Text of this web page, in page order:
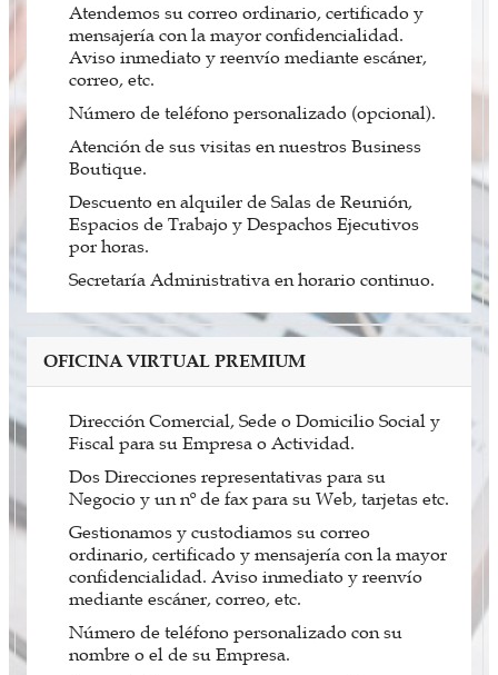
Atendemos su correo ordinario, certificado y
mensajería con la mayor confidencialidad.
Aviso inmediato y reenvío mediante escáner,
correo, etc.
Número de teléfono personalizado (opcional).
Atención de sus visitas en nuestros Business
Boutique.
Descuento en alquiler de Salas de Reunión,
Espacios de Trabajo y Despachos Ejecutivos
por horas.
Secretaría Administrativa en horario continuo.
OFICINA VIRTUAL PREMIUM
Dirección Comercial, Sede o Domicilio Social y
Fiscal para su Empresa o Actividad.
Dos Direcciones representativas para su
Negocio y un nº de fax para su Web, tarjetas etc.
Gestionamos y custodiamos su correo
ordinario, certificado y mensajería con la mayor
confidencialidad. Aviso inmediato y reenvío
mediante escáner, correo, etc.
Número de teléfono personalizado con su
nombre o el de su Empresa.